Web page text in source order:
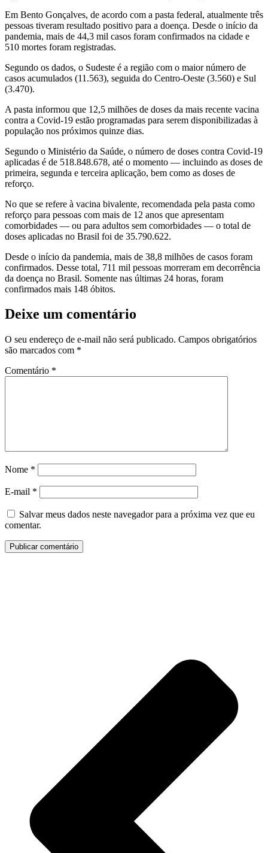
Em Bento Gonçalves, de acordo com a pasta federal, atualmente três
pessoas tiveram resultado positivo para a doença. Desde o início da
pandemia, mais de 44,3 mil casos foram confirmados na cidade e
510 mortes foram registradas.
Segundo os dados, o Sudeste é a região com o maior número de
casos acumulados (11.563), seguida do Centro-Oeste (3.560) e Sul
(3.470).
A pasta informou que 12,5 milhões de doses da mais recente vacina
contra a Covid-19 estão programadas para serem disponibilizadas à
população nos próximos quinze dias.
Segundo o Ministério da Saúde, o número de doses contra Covid-19
aplicadas é de 518.848.678, até o momento — incluindo as doses de
primeira, segunda e terceira aplicação, bem como as doses de
reforço.
No que se refere à vacina bivalente, recomendada pela pasta como
reforço para pessoas com mais de 12 anos que apresentam
comorbidades — ou para adultos sem comorbidades — o total de
doses aplicadas no Brasil foi de 35.790.622.
Desde o início da pandemia, mais de 38,8 milhões de casos foram
confirmados. Desse total, 711 mil pessoas morreram em decorrência
da doença no Brasil. Somente nas últimas 24 horas, foram
confirmados mais 148 óbitos.
Deixe um comentário
O seu endereço de e-mail não será publicado. Campos obrigatórios
são marcados com *
Comentário *
Nome *
E-mail *
Salvar meus dados neste navegador para a próxima vez que eu
comentar.